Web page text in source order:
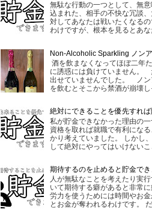
無駄な行動の一つとして、無
込まれた、相手の不快な冗談
対してあなたは戦いたくなる
わけですが、根本を見るとあ
Non-Alcoholic Sparkling ノン
酒を飲まなくなってほぼ二年
に誘惑には負けていません。
出せていませんでした。 ノン
を飲むとそこから禁酒が崩壊
絶対にできることを優先すれ
私が貯金できなかった理由の
資格を取れば就職で有利にな
かり考えていました。 しかし
して絶対にやってはいけないこ
期待するのを止めると貯金で
人が無駄なことを考えたり実
いて期待する癖があると非常
労力を使うためには時間やお
とお金が奪われるわけです。